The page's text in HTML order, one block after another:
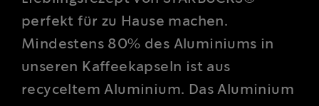
perfekt für zu Hause machen.
Mindestens 80% des Aluminiums in
unseren Kaffeekapseln ist aus
recyceltem Aluminium. Das Aluminium